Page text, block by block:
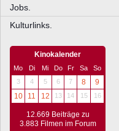
Jobs.
Kulturlinks.
Kinokalender
Mo Di Mi Do Fr Sa
So
3
4 5 6 7 8
9
10
11 12 13 14 15 16
12.669 Beiträge zu
3.883 Filmen im Forum